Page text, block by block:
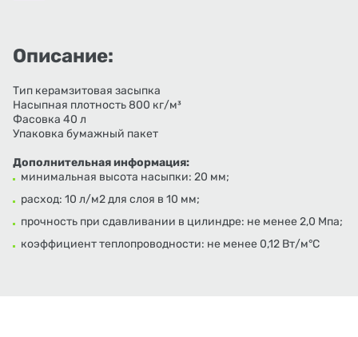
Описание:
Тип керамзитовая засыпка
Насыпная плотность 800 кг/м³
Фасовка 40 л
Упаковка бумажный пакет
Дополнительная информация:
минимальная высота насыпки: 20 мм;
расход: 10 л/м2 для слоя в 10 мм;
прочность при сдавливании в цилиндре: не менее 2,0 Мпа;
коэффициент теплопроводности: не менее 0,12 Вт/м°С